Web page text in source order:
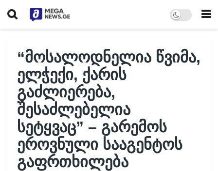
“მოსალოდნელია წვიმა,
ელჭექი, ქარის
გაძლიერება,
შესაძლებელია
სეტყვაც” – გარემოს
ეროვნული სააგენტოს
გაფრთხილება